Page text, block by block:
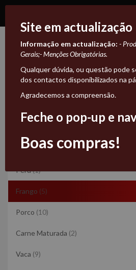
Frango
Frango
Carnes Frango
Ordenar por Relevância
Carnes
Perú(1)
Frango (5)
Porco (10)
Carne Maturada (2)
Vaca (9)
Site em actualização
Informação em actualização: -
Gerais;- Menções Obrigatórias.
Qualquer dúvida, ou questão pode
dos contactos disponibilizados na
Agradecemos a compreensão.
Feche o pop-up e
Boas compras!